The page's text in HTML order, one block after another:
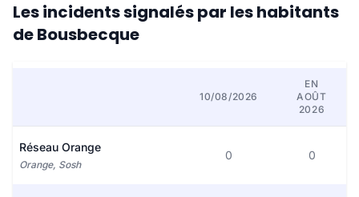
Les incidents signalés par les habitants
de Bousbecque
10/08/2026
EN
AOÛT
2026
Réseau Orange
Orange, Sosh
0 0